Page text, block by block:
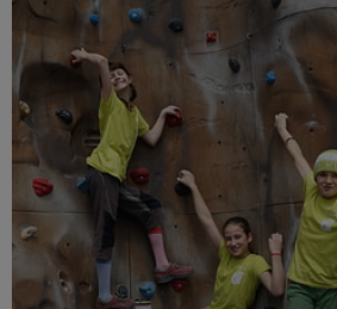
18.08.26
Klettertreff Kids in den
München
18.08.26